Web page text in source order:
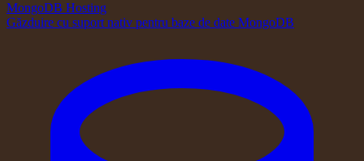
MongoDB Hosting
Găzduire cu suport nativ pentru baze de date MongoDB